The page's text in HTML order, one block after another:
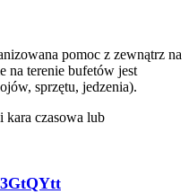
pomoc z zewnątrz na
na terenie bufetów jest
sprzętu, jedzenia).
kara czasowa lub